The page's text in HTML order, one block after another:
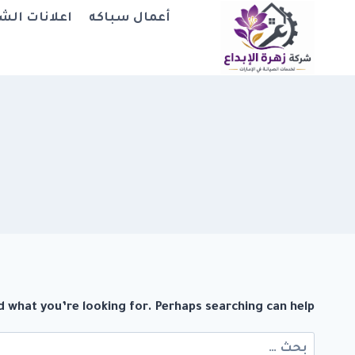
المحتوى
أعمال سباكه اعلانات
what you’re looking for. Perhaps searching can help.
البحث